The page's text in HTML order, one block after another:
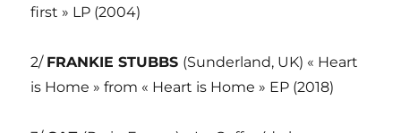
first » LP (2004)
2/ FRANKIE STUBBS (Sunderland, UK) « Heart
is Home » from « Heart is Home » EP (2018)